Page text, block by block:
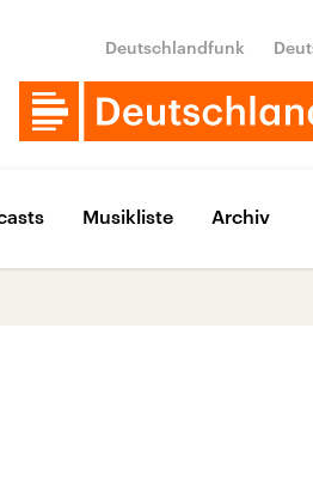
Deutschlandfunk
Musikliste Archiv